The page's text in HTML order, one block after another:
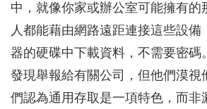
中，就像你家或辦公室可能擁有的
人都能藉由網路遠距連接這些設備
器的硬碟中下載資料，不需要密碼
發現舉報給有關公司，但他們漠視
們認為通用存取是一項特色，而非